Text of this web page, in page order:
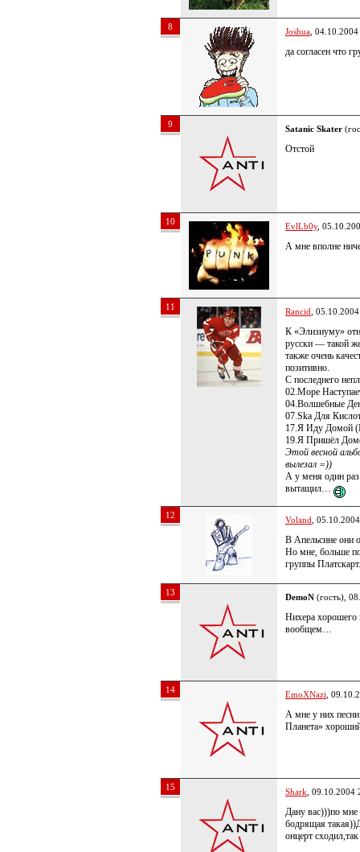
8 Joshua ,
да согласен что
9 Satanic Skater
Отстой
10 EvlLb0y,
А мне вполне
11 Rancid ,
К «Элизиуму»
русски — такой
также очень
позитивно.
С последнего
02.Море
04.Волшебные
07.Ska Для
17.Я Иду Домой
19.Я Пришёл
Этой весной
вылезал =))
А у меня один раз
вытащил…
12 Voland ,
В Апельсине они
Но мне, больше
группы
13 DemoN (гость),
Нихера
вообщем…
14 EmoXNazi ,
А мне у них
Планета»
15 Shark , 09.10.2004
Дану вас)))по мне
бодрящая
онцерт